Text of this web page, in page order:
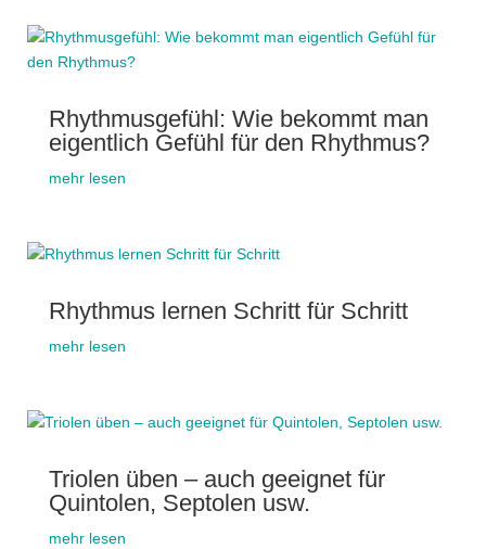
Rhythmusgefühl: Wie bekommt man
eigentlich Gefühl für den Rhythmus?
mehr lesen
Rhythmus lernen Schritt für Schritt
mehr lesen
Triolen üben – auch geeignet für
Quintolen, Septolen usw.
mehr lesen